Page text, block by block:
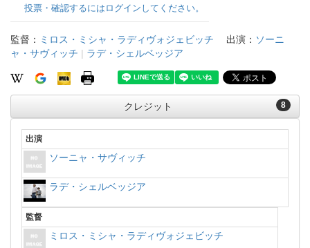
投票・確認するにはログインしてください。
監督： ミロス・ミシャ・ラディヴォジェビッチ 出演： ソーニ
ャ・サヴィッチ | ラデ・シェルベッジア
8
クレジット
出演
ソーニャ・サヴィッチ
ラデ・シェルベッジア
監督
ミロス・ミシャ・ラディヴォジェビッチ